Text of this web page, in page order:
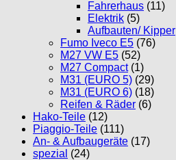
Fahrerhaus (11)
Elektrik (5)
Aufbauten/ Kipper
Fumo Iveco E5 (76)
M27 VW E5 (52)
M27 Compact (1)
M31 (EURO 5) (29)
M31 (EURO 6) (18)
Reifen & Räder (6)
Hako-Teile (12)
Piaggio-Teile (111)
An- & Aufbaugeräte (17)
spezial (24)